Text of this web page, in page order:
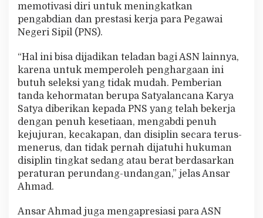
memotivasi diri untuk meningkatkan
pengabdian dan prestasi kerja para Pegawai
Negeri Sipil (PNS).
“Hal ini bisa dijadikan teladan bagi ASN lainnya,
karena untuk memperoleh penghargaan ini
butuh seleksi yang tidak mudah. Pemberian
tanda kehormatan berupa Satyalancana Karya
Satya diberikan kepada PNS yang telah bekerja
dengan penuh kesetiaan, mengabdi penuh
kejujuran, kecakapan, dan disiplin secara terus-
menerus, dan tidak pernah dijatuhi hukuman
disiplin tingkat sedang atau berat berdasarkan
peraturan perundang-undangan,” jelas Ansar
Ahmad.
Ansar Ahmad juga mengapresiasi para ASN